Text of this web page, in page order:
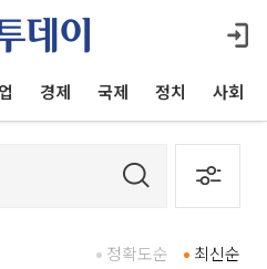
경제 국제 정치 사회
최신순
정확도순